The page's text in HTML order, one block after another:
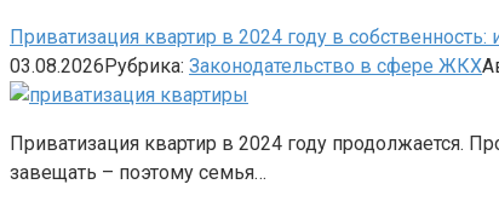
Приватизация квартир в 2024 году в собственность:
03.08.2026Рубрика: Законодательство в сфере ЖКХ
Приватизация квартир в 2024 году продолжается.
завещать – поэтому семья…